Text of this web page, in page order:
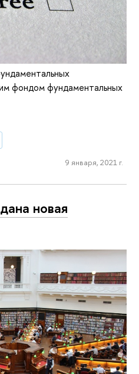
фондом фундаментальных
9 января, 2021 г.
новая